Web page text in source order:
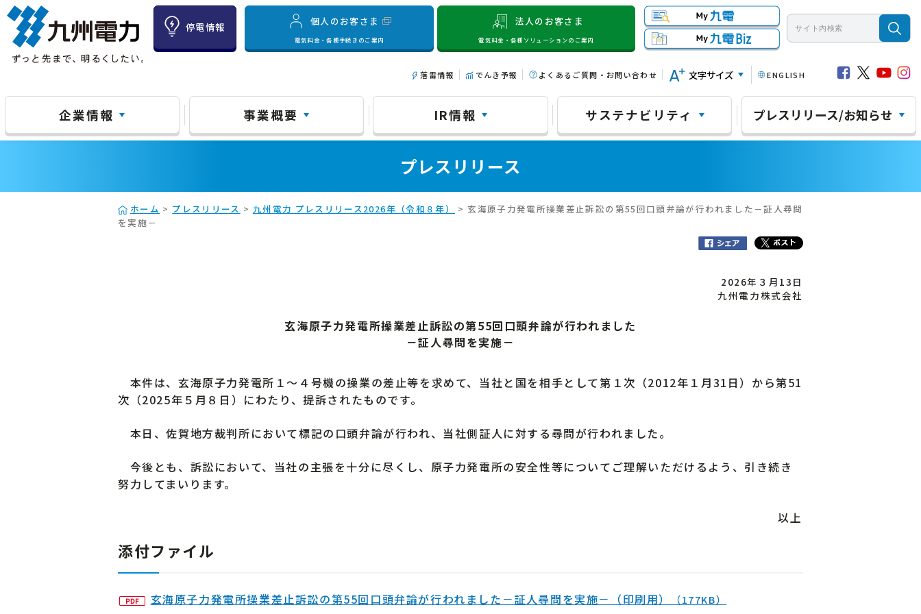
停電情報
個人のお客さま
電気料金・各種手続きのご案内
法人のお客さま
電気料金・各種ソリューションのご案内
落雷情報 でんき予報 よくあるご質問・お問い合わせ 文字サイズ ENGLISH
企業情報 事業概要 IR情報 サステナビリティ プレスリリース/お知らせ
プレスリリース
ホーム > プレスリリース > 九州電力 プレスリリース2026年（令和８年）
> 玄海原子力発電所操業差止訴訟の第55回口頭弁論が行われました－証人尋問
を実施－
2026年３月13日
九州電力株式会社
玄海原子力発電所操業差止訴訟の第55回口頭弁論が行われました
－証人尋問を実施－
本件は、玄海原子力発電所１～４号機の操業の差止等を求めて、当社と国を相手として第１次（2012年１月31日）から第51
次（2025年５月８日）にわたり、提訴されたものです。
本日、佐賀地方裁判所において標記の口頭弁論が行われ、当社側証人に対する尋問が行われました。
今後とも、訴訟において、当社の主張を十分に尽くし、原子力発電所の安全性等についてご理解いただけるよう、引き続き
努力してまいります。
以上
添付ファイル
玄海原子力発電所操業差止訴訟の第55回口頭弁論が行われました－証人尋問を実施－（印刷用） （177KB）